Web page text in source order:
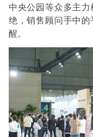
中央公园等众多主
绝，销售顾问手中
醒。